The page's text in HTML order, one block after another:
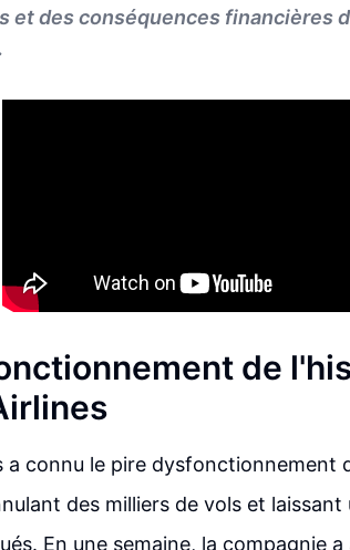
et des conséquences financières
de
a connu le pire dysfonctionnement
des milliers de vols et
En une semaine, la compagnie